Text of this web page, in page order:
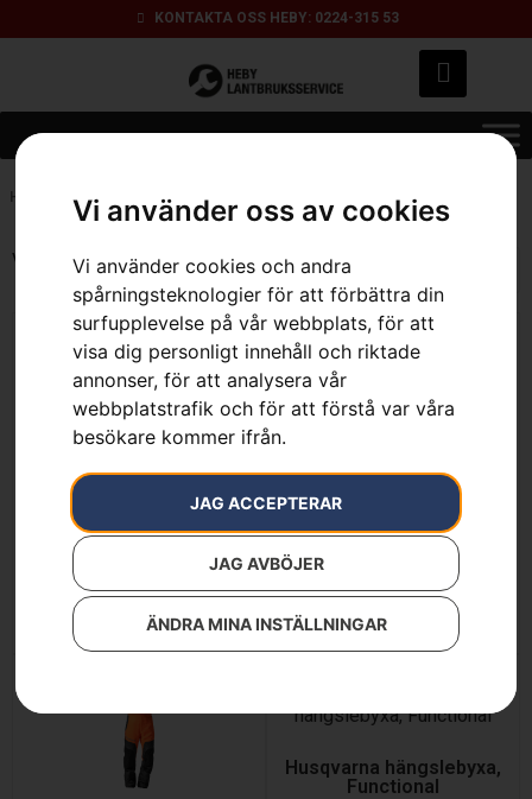
Vi använder oss av cookies
Vi använder cookies och andra
spårningsteknologier för att förbättra din
surfupplevelse på vår webbplats, för att
visa dig personligt innehåll och riktade
annonser, för att analysera vår
webbplatstrafik och för att förstå var våra
besökare kommer ifrån.
JAG ACCEPTERAR
JAG AVBÖJER
ÄNDRA MINA INSTÄLLNINGAR
KONTAKTA OSS HEBY: 0224-315 53
Hem 56
Visar alla 6 resultat
Arbetsbyxa Technical
EN20471, trim & röj
1 990kr
Läs mer
Arbetsbyxa Technical,
1 650kr
Läs mer
Husqvarna hängslebyxa,
Functional